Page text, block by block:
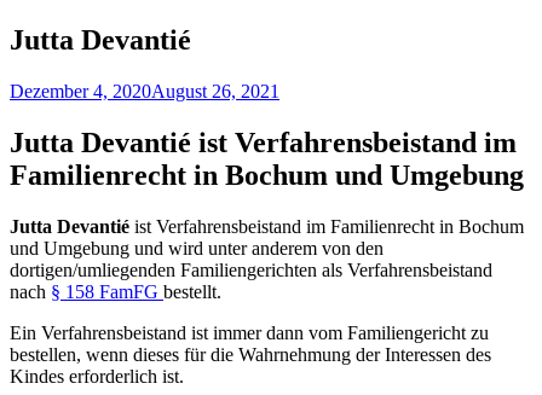
Jutta Devantié
Dezember 4, 2020August 26, 2021
Jutta Devantié ist Verfahrensbeistand im
Familienrecht in Bochum und Umgebung
Jutta Devantié ist Verfahrensbeistand im Familienrecht in Bochum
und Umgebung und wird unter anderem von den
dortigen/umliegenden Familiengerichten als Verfahrensbeistand
nach § 158 FamFG bestellt.
Ein Verfahrensbeistand ist immer dann vom Familiengericht zu
bestellen, wenn dieses für die Wahrnehmung der Interessen des
Kindes erforderlich ist.